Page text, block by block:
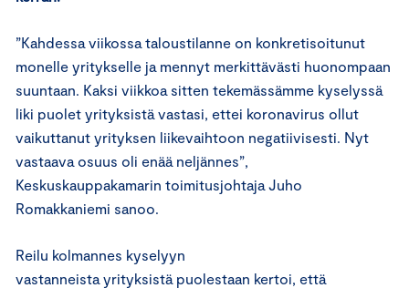
”Kahdessa viikossa taloustilanne on konkretisoitunut
monelle yritykselle ja mennyt merkittävästi huonompaan
suuntaan. Kaksi viikkoa sitten tekemässämme kyselyssä
liki puolet yrityksistä vastasi, ettei koronavirus ollut
vaikuttanut yrityksen liikevaihtoon negatiivisesti. Nyt
vastaava osuus oli enää neljännes”,
Keskuskauppakamarin toimitusjohtaja Juho
Romakkaniemi sanoo.
Reilu kolmannes kyselyyn
vastanneista yrityksistä puolestaan kertoi, että